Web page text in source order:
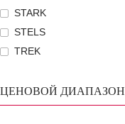
STARK
STELS
TREK
ЦЕНОВОЙ ДИАПАЗОН